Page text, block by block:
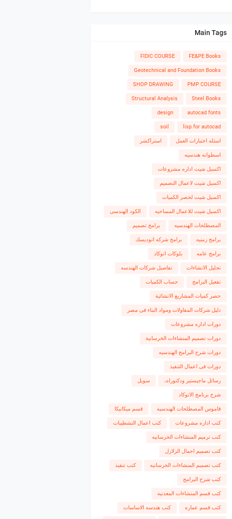
Main Tags
FE&PE Books
FIDIC COURSE
Geotechnical and Foundation Books
PMP COURSE
SHOP DRAWING
Steel Books
Structural Analysis
autocad fonts
design
lisp for autocad
soil
اسئله اختبارات العمل استراكشر
اسطوانه هندسيه
اكسيل شيت اداره مشروعات
اكسيل شيت لاعمال التصميم
اكسيل شيت لحصر الكميات
اكسيل شيت للاعمال المساحيه الكود الهندسى
المصطلحات الهندسيه برامج تصميم
برامج زمنيه برامج شركه اتوديسك
برامج عامه بلوكات اتوكاد
تحليل الانشاءات تفاصيل شركات الهندسه
تفعيل البرامج حساب الكميات
حصر كميات المشاريع الانشائية
دليل شركات المقاولات ومواد البناء فى مصر
دورات اداره مشروعات
دورات تصميم المنشاءات الخرسانية
دورات شرح البرامج الهندسيه
دورات فى اعمال التنفيذ
رسائل ماجيستير ودكتوراه، سويل
شرح برنامج الاتوكاد
قاموس المصطلحات الهندسيه قسم ميكانيكا
كتب اداره مشروعات كتب اعمال التشطيبات
كتب ترميم المنشاءات الخرسانيه
كتب تصميم احمال الزلازل
كتب تصميم المنشاءات الخرسانيه كتب تنفيذ
كتب شرح البرامج
كتب قسم المنشاءات المعدنيه
كتب قسم عماره كتب هندسه الاساسات